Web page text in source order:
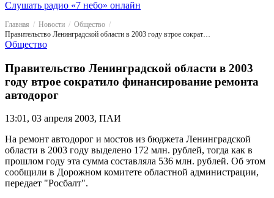
Слушать радио «7 небо» онлайн
Главная Новости
Общество
Правительство Ленинградской области в 2003 году втрое сократило финансирование ремонта автодорог
Общество
Правительство Ленинградской области в 2003
году втрое сократило финансирование ремонта
автодорог
13:01, 03 апреля 2003, ПАИ
На ремонт автодорог и мостов из бюджета Ленинградской
области в 2003 году выделено 172 млн. рублей, тогда как в
прошлом году эта сумма составляла 536 млн. рублей. Об этом
сообщили в Дорожном комитете областной администрации,
передает "Росбалт".